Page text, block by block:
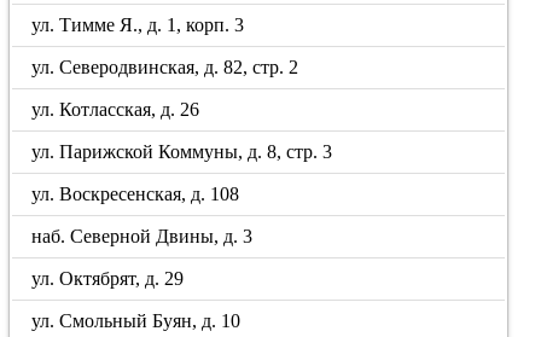
ул. Тимме Я., д. 1, корп. 3
ул. Северодвинская, д. 82, стр. 2
ул. Котласская, д. 26
ул. Парижской Коммуны, д. 8, стр. 3
ул. Воскресенская, д. 108
наб. Северной Двины, д. 3
ул. Октябрят, д. 29
ул. Смольный Буян, д. 10